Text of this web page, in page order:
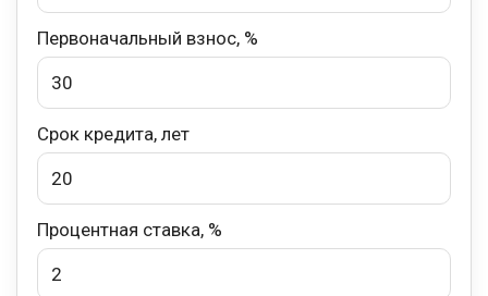
Первоначальный взнос, %
Срок кредита, лет
Процентная ставка, %